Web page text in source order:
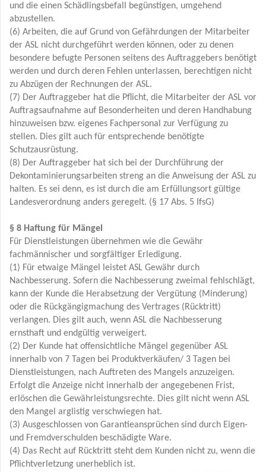
und die einen Schädlingsbefall begünstigen, umgehend
abzustellen.
(6) Arbeiten, die auf Grund von Gefährdungen der Mitarbeiter
der ASL nicht durchgeführt werden können, oder zu denen
besondere befugte Personen seitens des Auftraggebers benötigt
werden und durch deren Fehlen unterlassen, berechtigen nicht
zu Abzügen der Rechnungen der ASL.
(7) Der Auftraggeber hat die Pflicht, die Mitarbeiter der ASL vor
Auftragsaufnahme auf Besonderheiten und deren Handhabung
hinzuweisen bzw. eigenes Fachpersonal zur Verfügung zu
stellen. Dies gilt auch für entsprechende benötigte
Schutzausrüstung.
(8) Der Auftraggeber hat sich bei der Durchführung der
Dekontaminierungsarbeiten streng an die Anweisung der ASL zu
halten. Es sei denn, es ist durch die am Erfüllungsort gültige
Landesverordnung anders geregelt. (§ 17 Abs. 5 IfsG)
§ 8 Haftung für Mängel
Für Dienstleistungen übernehmen wie die Gewähr
fachmännischer und sorgfältiger Erledigung.
(1) Für etwaige Mängel leistet ASL Gewähr durch
Nachbesserung. Sofern die Nachbesserung zweimal fehlschlägt,
kann der Kunde die Herabsetzung der Vergütung (Minderung)
oder die Rückgängigmachung des Vertrages (Rücktritt)
verlangen. Dies gilt auch, wenn ASL die Nachbesserung
ernsthaft und endgültig verweigert.
(2) Der Kunde hat offensichtliche Mängel gegenüber ASL
innerhalb von 7 Tagen bei Produktverkäufen/ 3 Tagen bei
Dienstleistungen, nach Auftreten des Mangels anzuzeigen.
Erfolgt die Anzeige nicht innerhalb der angegebenen Frist,
erlöschen die Gewährleistungsrechte. Dies gilt nicht wenn ASL
den Mangel arglistig verschwiegen hat.
(3) Ausgeschlossen von Garantieansprüchen sind durch Eigen-
und Fremdverschulden beschädigte Ware.
(4) Das Recht auf Rücktritt steht dem Kunden nicht zu, wenn die
Pflichtverletzung unerheblich ist.